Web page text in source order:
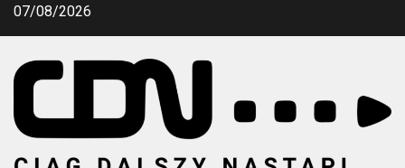
Przejdź
07/08/2026